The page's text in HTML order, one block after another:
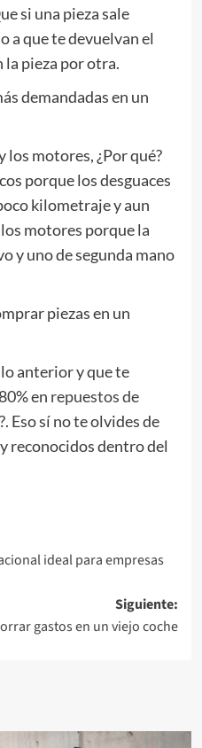
si una pieza sale
a que te devuelvan el
la pieza por otra.
demandadas en un
los motores, ¿Por qué?
porque los desguaces
kilometraje y aun
motores porque la
y uno de segunda mano
piezas en un
anterior y que te
en repuestos de
Eso sí no te olvides de
reconocidos dentro del
ideal para empresas
Siguiente:
gastos en un viejo coche